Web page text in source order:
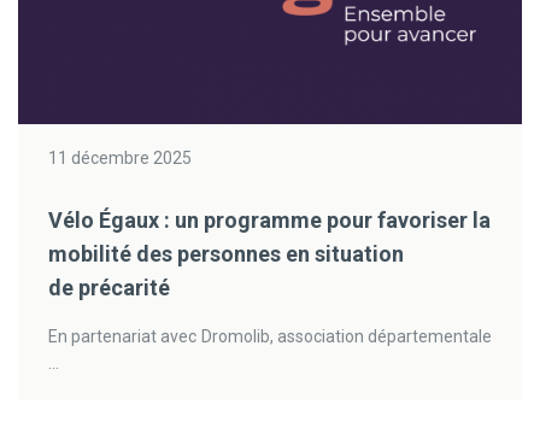
11 décembre 2025
Vélo Égaux : un programme pour favoriser la
mobilité des personnes en situation
de précarité
En partenariat avec Dromolib, association départementale